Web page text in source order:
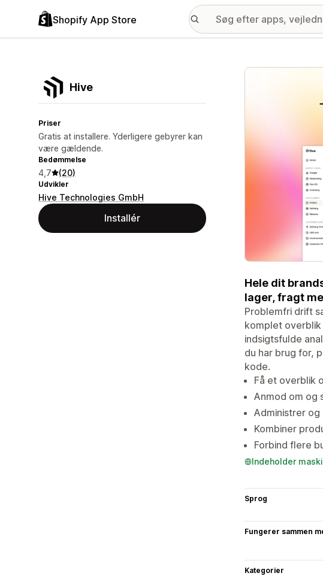
Shopify App Store
Hive
Priser
Gratis at installere. Yderligere gebyrer kan
være gældende.
Bedømmelse
4,7 (20)
Udvikler
Hive Technologies GmbH
Installér
Galleri med
Hele dit
lager, fragt
Problemfri drift
komplet overblik
indsigtsfulde
du har brug for,
kode.
Få et overblik
Anmod om og
Administrer
Kombiner
Forbind flere
Indeholder
Sprog
Fungerer sammen
Kategorier